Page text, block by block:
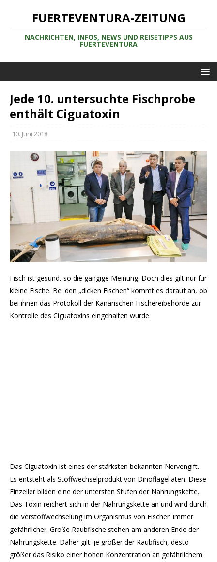
FUERTEVENTURA-ZEITUNG
NACHRICHTEN, INFOS, NEWS UND REISETIPPS AUS
FUERTEVENTURA
Jede 10. untersuchte Fischprobe
enthält Ciguatoxin
10. Juni 2018
Fisch ist gesund, so die gängige Meinung. Doch dies gilt nur für
kleine Fische. Bei den „dicken Fischen“ kommt es darauf an, ob
bei ihnen das Protokoll der Kanarischen Fischereibehörde zur
Kontrolle des Ciguatoxins eingehalten wurde.
Das Ciguatoxin ist eines der stärksten bekannten Nervengift.
Es entsteht als Stoffwechselprodukt von Dinoflagellaten. Diese
Einzeller bilden eine der untersten Stufen der Nahrungskette.
Das Toxin reichert sich in der Nahrungskette an und wird durch
die Verstoffwechselung im Organismus von Fischen immer
gefährlicher. Große Raubfische stehen am anderen Ende der
Nahrungskette. Daher gilt: je größer der Raubfisch, desto
größer das Risiko einer hohen Konzentration an gefährlichem